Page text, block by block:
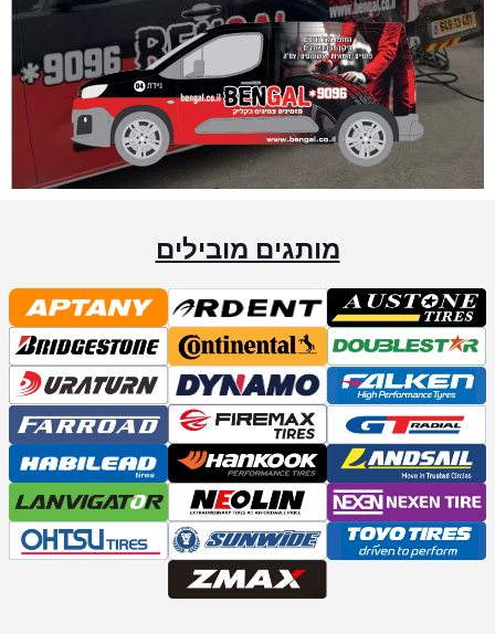
מותגים מובילים